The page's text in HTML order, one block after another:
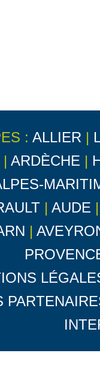
: ALLIER |
| ARDÈCHE |
| AUDE
|